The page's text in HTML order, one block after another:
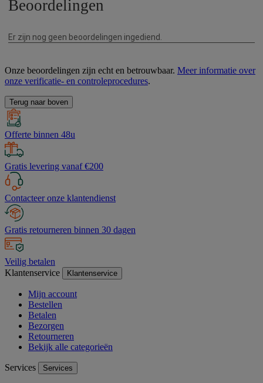
Onze beoordelingen zijn echt en betrouwbaar. Meer informatie over
onze verificatie- en controleprocedures.
Terug naar boven
Offerte binnen 48u
Gratis levering vanaf €200
Contacteer onze klantendienst
Gratis retourneren binnen 30 dagen
Veilig betalen
Klantenservice
Klantenservice
Mijn account
Bestellen
Betalen
Bezorgen
Retourneren
Bekijk alle categorieën
Services Services